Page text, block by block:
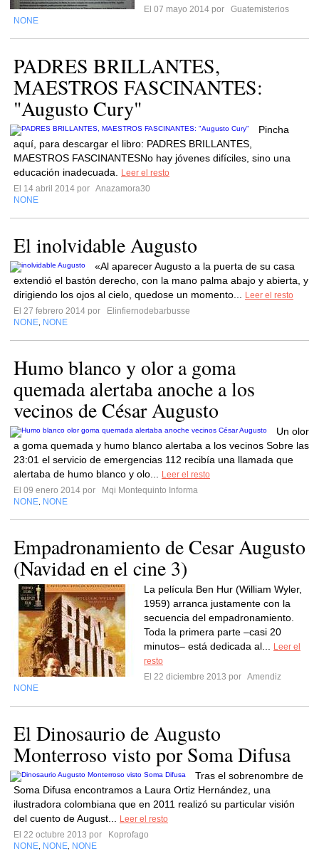
El 07 mayo 2014 por
Guatemisterios
NONE
PADRES BRILLANTES,
MAESTROS FASCINANTES:
"Augusto Cury"
Pincha
aquí, para descargar el libro: PADRES BRILLANTES,
MAESTROS FASCINANTESNo hay jóvenes difíciles, sino una
educación inadecuada.
Leer el resto
El 14 abril 2014 por Anazamora30
NONE
El inolvidable Augusto
«Al aparecer Augusto a la puerta de su casa
extendió el bastón derecho, con la mano palma abajo y abierta, y
dirigiendo los ojos al cielo, quedose un momento...
Leer el resto
El 27 febrero 2014 por
Elinfiernodebarbusse
NONE NONE
Humo blanco y olor a goma
quemada alertaba anoche a los
vecinos de César Augusto
Un olor
a goma quemada y humo blanco alertaba a los vecinos Sobre las
23:01 el servicio de emergencias 112 recibía una llamada que
alertaba de humo blanco y olo...
Leer el resto
El 09 enero 2014 por
Mqi Montequinto Informa
NONE NONE
Empadronamiento de Cesar Augusto
(Navidad en el cine 3)
La película Ben Hur (William Wyler,
1959) arranca justamente con la
secuencia del empadronamiento.
Toda la primera parte –casi 20
minutos– está dedicada al...
Leer el
resto
El 22 diciembre 2013 por Amendiz
NONE
El Dinosaurio de Augusto
Monterroso visto por Soma Difusa
Tras el sobrenombre de
Soma Difusa encontramos a Laura Ortiz Hernández, una
ilustradora colombiana que en 2011 realizó su particular visión
del cuento de August...
Leer el resto
El 22 octubre 2013 por
Koprofago
NONE NONE NONE